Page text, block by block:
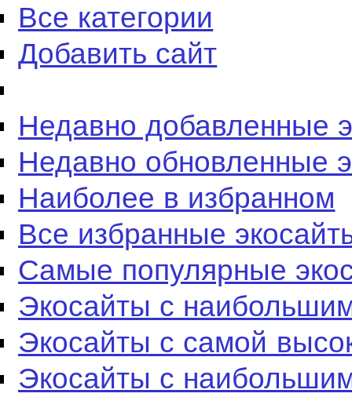
Все категории
Добавить сайт
Недавно добавленные
Недавно обновленные
Наиболее в избранном
Все избранные
Самые популярные
Экосайты с
Экосайты с самой
Экосайты с